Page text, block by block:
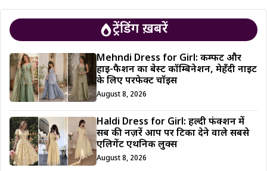
ट्रेंडिंग ख़बरें
Mehndi Dress for Girl: कम्फर्ट और
हाई-फैशन का बेस्ट कॉम्बिनेशन, मेहँदी नाइट
के लिए परफेक्ट चॉइस
August 8, 2026
Haldi Dress for Girl: हल्दी फंक्शन में
सब की नज़रें आप पर टिका देने वाले सबसे
एलिगेंट एथनिक लुक्स
August 8, 2026